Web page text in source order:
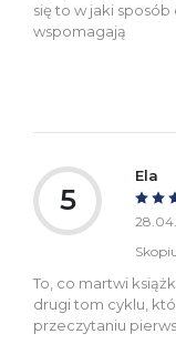
się to w jaki
wspomagają
5
Ela
To, co martwi
drugi tom cyklu,
przeczytaniu